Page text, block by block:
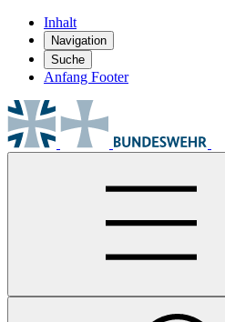
Inhalt
Navigation
Suche
Anfang Footer